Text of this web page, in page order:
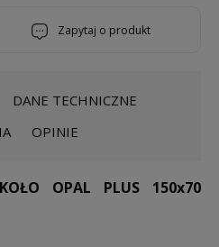
zapytaj o produkt
DANE TECHNICZNE
OPINIE
OPAL PLUS 150x70